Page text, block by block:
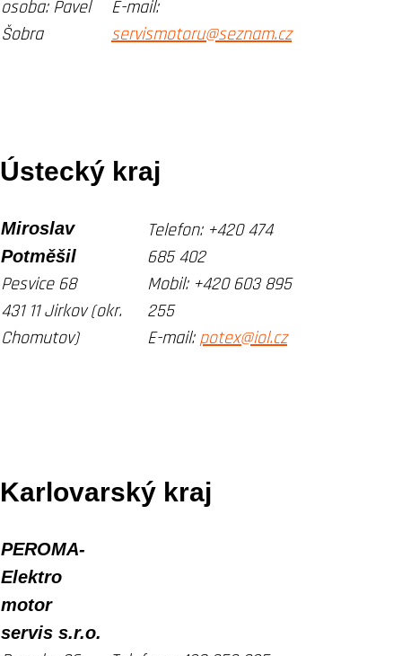
osoba: Pavel
Šobra
E-mail:
servismotoru@seznam.cz
Ústecký kraj
Miroslav
Potměšil
Pesvice 68
431 11 Jirkov (okr.
Chomutov)
Telefon:+420 474
685 402
Mobil:+420 603 895
255
E-mail: potex@iol.cz
Karlovarský kraj
PEROMA-
Elektro
motor
servis s.r.o.